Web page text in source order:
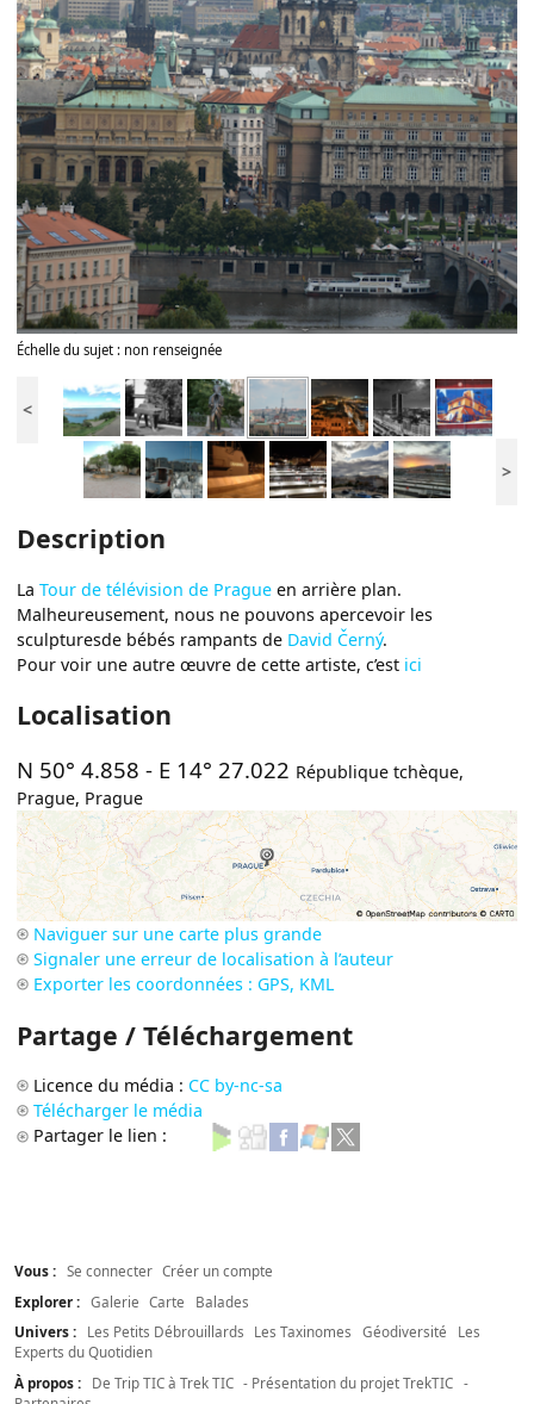
Échelle du sujet : non renseignée
<
>
Description
LaTour de télévision de Prague en arrière plan.
Malheureusement, nous ne pouvons apercevoir les
sculpturesde bébés rampants de David Černý.
Pour voir une autre œuvre de cette artiste, c’est ici
Localisation
N 50° 4.858 - E 14° 27.022 République tchèque,
Prague, Prague
Naviguer sur une carte plus grande
Signaler une erreur de localisation à l’auteur
Exporter les coordonnées : GPS, KML
Partage / Téléchargement
Licence du média : CC by-nc-sa
Télécharger le média
Partager le lien :
Vous : Se connecter Créer un compte
Explorer : Galerie Carte
Balades
Univers :
Les Petits Débrouillards Les Taxinomes Géodiversité
Les
Experts du Quotidien
À propos :
De Trip TIC à Trek TIC - Présentation du projet TrekTIC -